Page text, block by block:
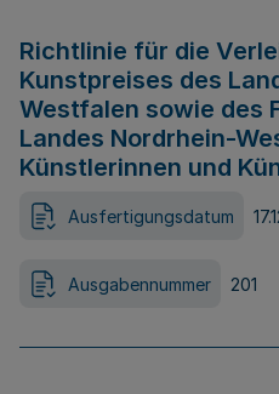
Richtlinie für die
Kunstpreises des
Westfalen sowie des
Landes Nordrhein-
Künstlerinnen und
Ausfertigungsdatum
Ausgabennummer 201